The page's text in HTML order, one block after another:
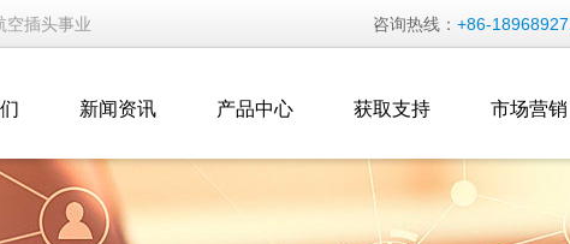
空插头事业 咨询热线： +86-
新闻资讯 产品中心 获取支持 市场营销